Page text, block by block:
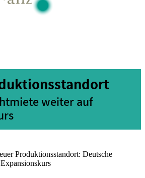
weiter auf
Produktionsstandort: Deutsche